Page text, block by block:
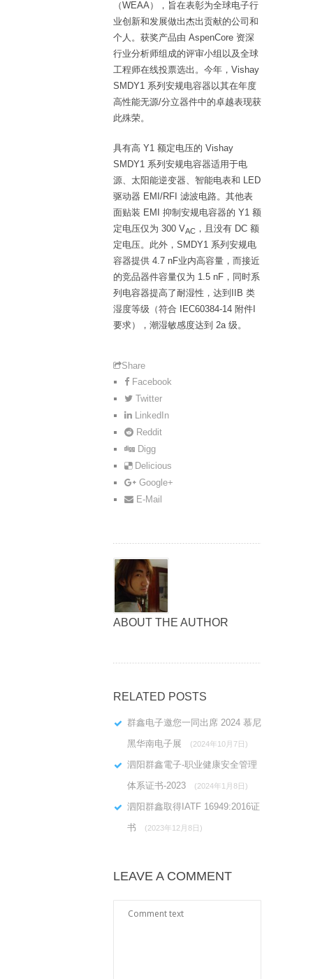
（WEAA），旨在表彰为全球电子行
业创新和发展做出杰出贡献的公司和
个人。获奖产品由 AspenCore 资深
行业分析师组成的评审小组以及全球
工程师在线投票选出。今年，Vishay
SMDY1 系列安规电容器以其在年度
高性能无源/分立器件中的卓越表现获
此殊荣。
具有高 Y1 额定电压的 Vishay
SMDY1 系列安规电容器适用于电
源、太阳能逆变器、智能电表和 LED
驱动器 EMI/RFI 滤波电路。其他表
面贴装 EMI 抑制安规电容器的 Y1 额
定电压仅为 300 VAC ，且没有 DC 额
定电压。此外，SMDY1 系列安规电
容器提供 4.7 nF业内高容量，而接近
的竞品器件容量仅为 1.5 nF，同时系
列电容器提高了耐湿性，达到IIB 类
湿度等级（符合 IEC60384-14 附件I
要求），潮湿敏感度达到 2a 级。
Share
Facebook
Twitter
LinkedIn
Reddit
Digg
Delicious
Google+
E-Mail
ABOUT THE AUTHOR
RELATED POSTS
群鑫电子邀您一同出席 2024 慕尼
黑华南电子展
(2024年10月7日)
泗阳群鑫電子-职业健康安全管理
体系证书-2023
(2024年1月8日)
泗阳群鑫取得IATF 16949:2016证
书
(2023年12月8日)
LEAVE A COMMENT